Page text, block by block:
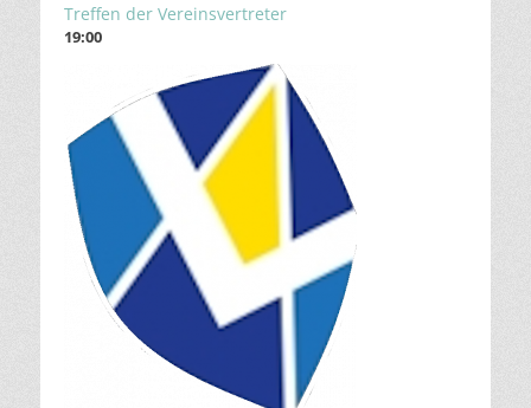
Treffen der Vereinsvertreter
19:00